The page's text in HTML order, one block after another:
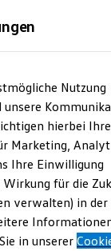
Nutzung
unsere
hierbei Ihre
Marketing,
Ihre Einwilligung
Wirkung für die
verwalten) in der
in unserer